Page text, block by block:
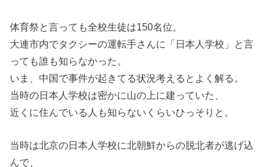
体育祭と言っても全校生徒は150名位。
大連市内でタクシーの運転手さんに「日本人学校」と言
っても誰も知らなかった。
いま、中国で事件が起きてる状況考えるとよく解る。
当時の日本人学校は密かに山の上に建っていた、
近くに住んでいる人も知らないくらいひっそりと。
当時は北京の日本人学校に北朝鮮からの脱北者が逃げ込
んで、